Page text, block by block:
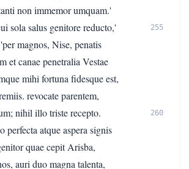
non immemor umquam.'
sola salus genitore reducto,'
255
magnos, Nise, penatis
et canae penetralia Vestae
mihi fortuna fidesque est,
revocate parentem,
nihil illo triste recepto.
260
perfecta atque aspera signis
quae cepit Arisba,
auri duo magna talenta,